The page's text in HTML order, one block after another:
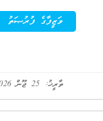
ވަޒީފާގެ ފުރުޞަތު
ތާރީޚު: 25 ޖޫން 2026